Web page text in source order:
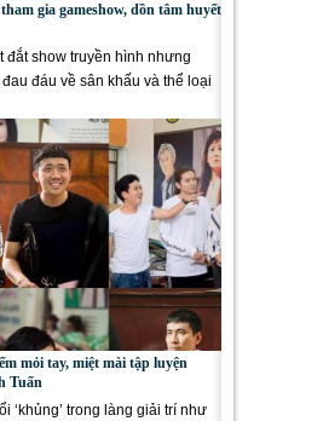
gia gameshow, dồn tâm huyết
đắt show truyền hình nhưng
đáu về sân khấu và thể loại
mỏi tay, miệt mài tập luyện
Tuấn
‘khủng’ trong làng giải trí như